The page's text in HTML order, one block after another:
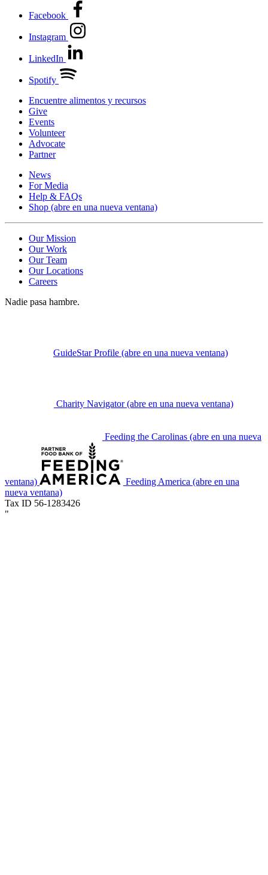
Facebook
Instagram
LinkedIn
Spotify
Encuentre alimentos y recursos
Give
Events
Volunteer
Advocate
Partner
News
For Media
Help & FAQs
Shop (abre en una nueva ventana)
Our Mission
Our Work
Our Team
Our Locations
Careers
Nadie pasa hambre.
GuideStar Profile (abre en una nueva ventana)
Charity Navigator (abre en una nueva ventana)
Feeding the Carolinas (abre en una nueva
ventana) Feeding America (abre en una
nueva ventana)
Tax ID 56-1283426
"